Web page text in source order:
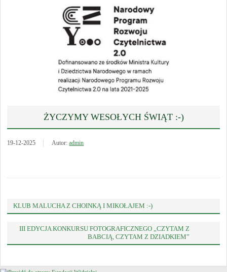
ŻYCZYMY WESOŁYCH ŚWIĄT :-)
19-12-2025 Autor:admin
KLUB MALUCHA Z CHOINKĄ I MIKOŁAJEM :-)
III EDYCJA KONKURSU FOTOGRAFICZNEGO „CZYTAM Z
BABCIĄ, CZYTAM Z DZIADKIEM”